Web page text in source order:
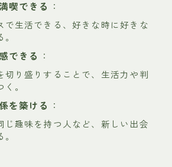
喫できる ：
で生活できる、好きな時に好きな
できる ：
切り盛りすることで、生活力や判
。
を築ける ：
じ趣味を持つ人など、新しい出会